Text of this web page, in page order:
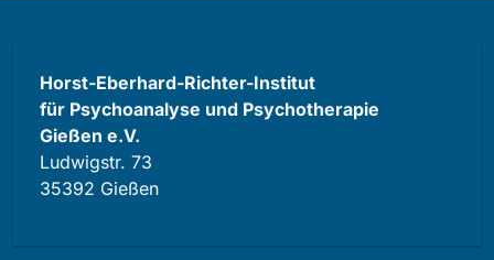
Horst-Eberhard-Richter-Institut
für Psychoanalyse und Psychotherapie
Gießen e.V.
Ludwigstr. 73
35392 Gießen